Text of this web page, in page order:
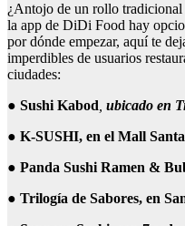
¿Antojo de un rollo
la app de DiDi Food hay
por dónde empezar, aquí te
imperdibles de usuarios
ciudades:
● Sushi Kabod, ubicado en
● K-SUSHI, en el Mall
● Panda Sushi Ramen &
● Trilogía de Sabores, en